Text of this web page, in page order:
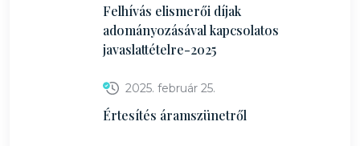
Felhívás elismerői díjak
adományozásával kapcsolatos
javaslattételre-2025
2025. február 25.
Értesítés áramszünetről